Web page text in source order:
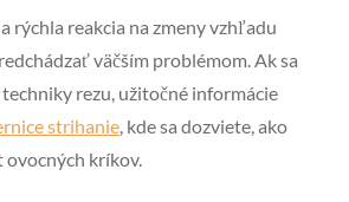
rýchla reakcia na zmeny vzhľadu
väčším problémom. Ak sa
rezu, užitočné informácie
strihanie, kde sa dozviete, ako
kríkov.